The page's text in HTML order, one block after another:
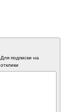
Для подписки на
отклики